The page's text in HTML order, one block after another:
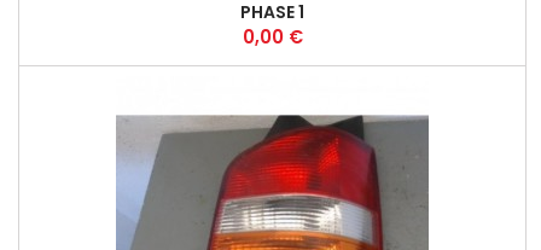
PHASE 1
Prix
0,00 €